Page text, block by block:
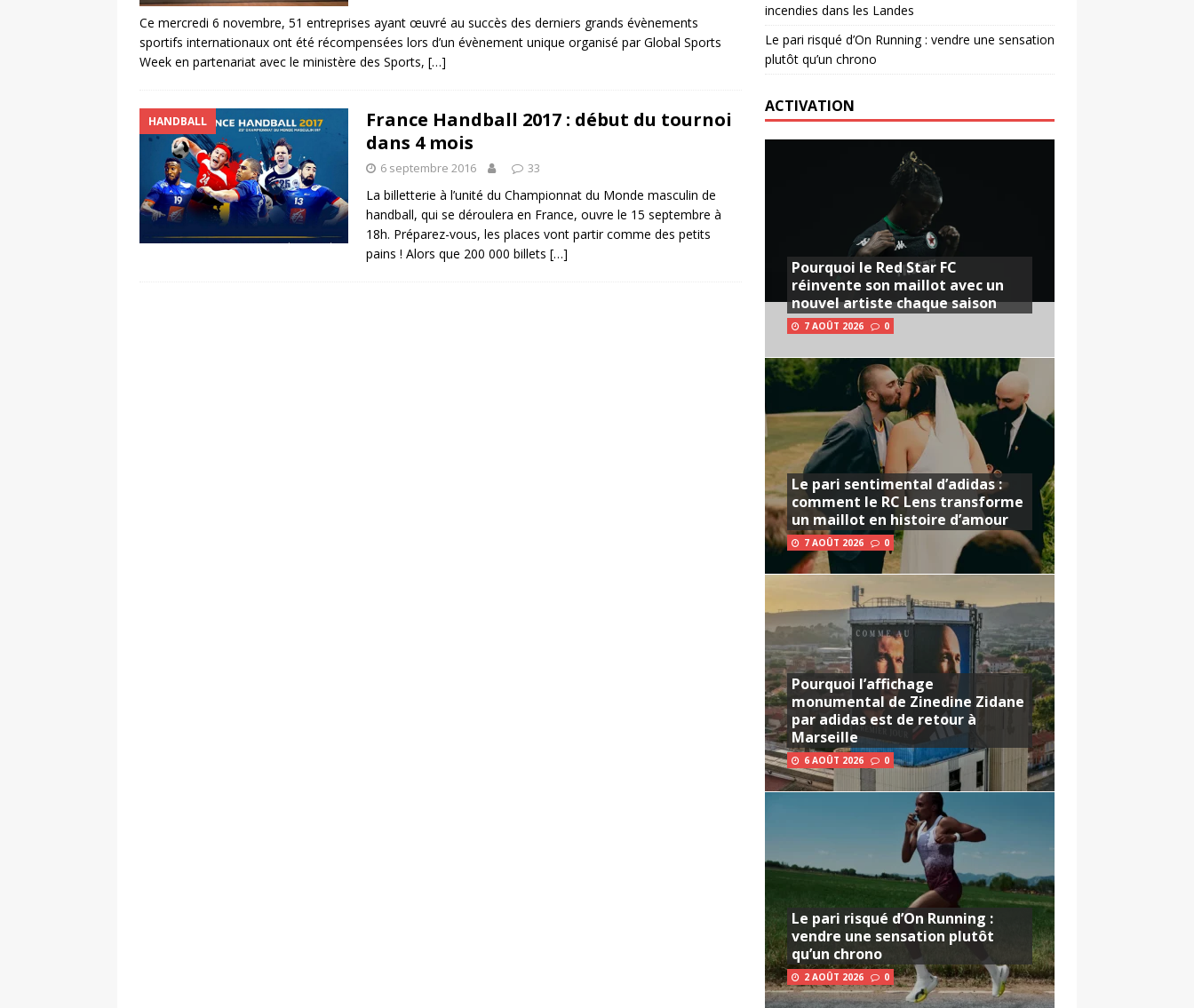
Ce mercredi 6 novembre, 51 entreprises ayant œuvré au succès des derniers grands évènements
sportifs internationaux ont été récompensées lors d’un évènement unique organisé par Global Sports
Week en partenariat avec le ministère des Sports, […]
HANDBALL
France Handball 2017 : début du tournoi
dans 4 mois
6 septembre 2016 33
La billetterie à l’unité du Championnat du Monde masculin de
handball, qui se déroulera en France, ouvre le 15 septembre à
18h. Préparez-vous, les places vont partir comme des petits
pains ! Alors que 200 000 billets […]
incendies dans les Landes
Le pari risqué d’On Running : vendre une sensation
plutôt qu’un chrono
ACTIVATION
Pourquoi le Red Star FC
réinvente son maillot avec un
nouvel artiste chaque saison
7 AOÛT 2026 0
Le pari sentimental d’adidas :
comment le RC Lens transforme
un maillot en histoire d’amour
7 AOÛT 2026 0
Pourquoi l’affichage
monumental de Zinedine Zidane
par adidas est de retour à
Marseille
6 AOÛT 2026 0
Le pari risqué d’On Running :
vendre une sensation plutôt
qu’un chrono
2 AOÛT 2026 0